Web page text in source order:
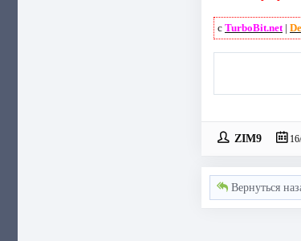
с TurboBit.net|
ZIM9
Вернуться